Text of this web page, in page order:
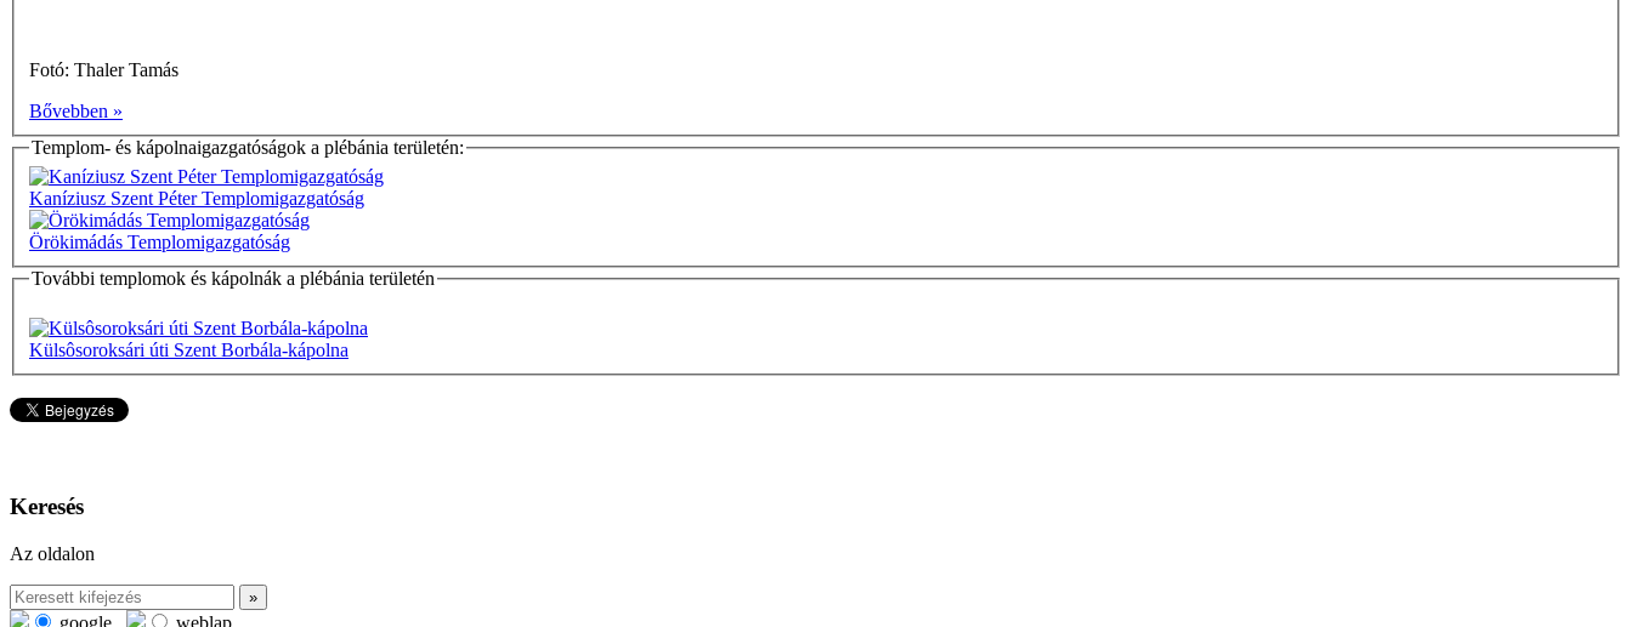
Fotó: Thaler Tamás
Bővebben »
Templom- és kápolnaigazgatóságok a plébánia területén:
Kaníziusz Szent Péter Templomigazgatóság
Örökimádás Templomigazgatóság
További templomok és kápolnák a plébánia területén
Külsôsoroksári úti Szent Borbála-kápolna
Keresés
Az oldalon
google
weblap